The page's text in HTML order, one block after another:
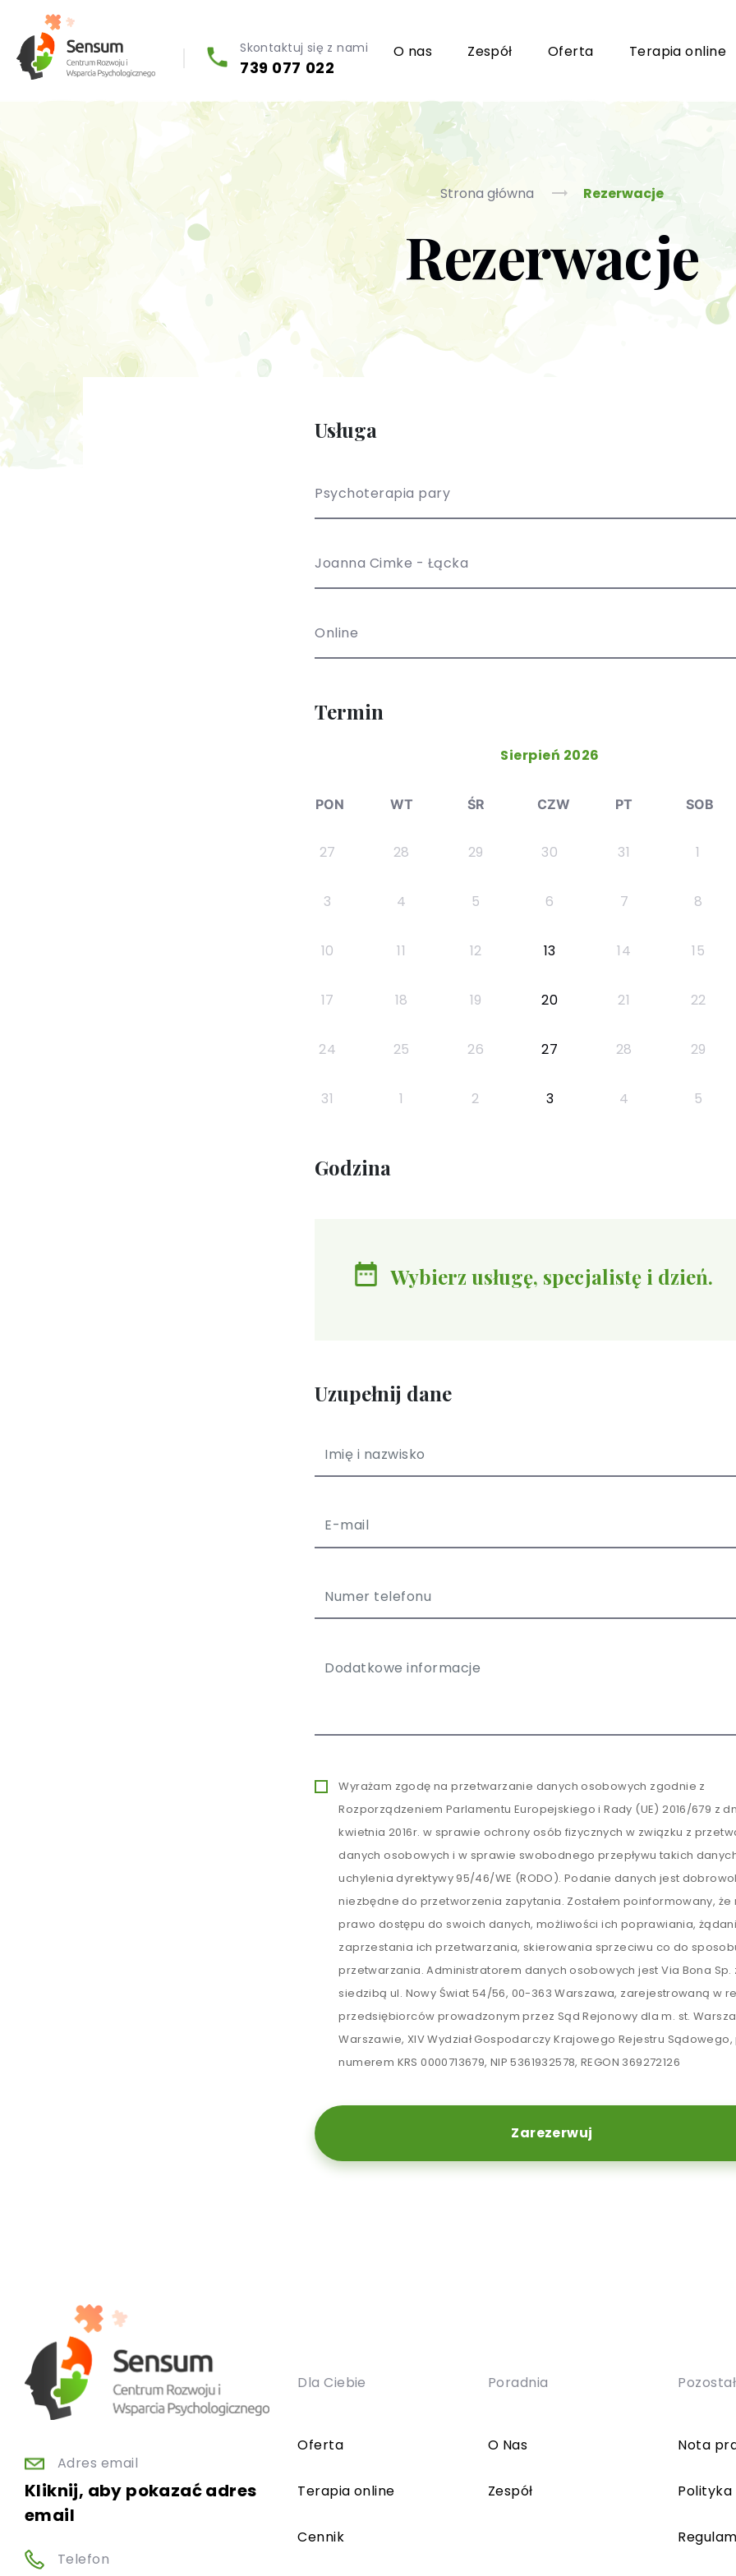
Skontaktuj się z nami
739 077 022
O nas Zespół Oferta Terapia online
Diagnoza psychologiczna (testy psychologiczne)
Konsultacja biegłego psychologa
Psychoterapia indywidualna (PL / EN)
Wsparcie dla firm
Grupy wsparcia i TUSy dla osób dorosłych
Poradnictwo seksuologiczne
Psychoterapia par i małżeństwa
Terapia uzależnień (PL / EN)
Strona główna Rezerwacje
Rezerwacje
Usługa
Psychoterapia pary
Joanna Cimke - Łącka
Online
Termin
Sierpień 2026
PON WT ŚR CZW PT SOB
27 28 29 30 31 1
3 4 5 6 7 8
10 11 12 13 14 15
17 18 19 20 21 22
24 25 26 27 28 29
31 1 2 3 4 5
Godzina
Wybierz usługę, specjalistę i dzień.
Uzupełnij dane
Wyrażam zgodę na przetwarzanie danych osobowych zgodnie z
Rozporządzeniem Parlamentu Europejskiego i Rady (UE) 2016/679 z
kwietnia 2016r. w sprawie ochrony osób fizycznych w związku z
danych osobowych i w sprawie swobodnego przepływu takich
uchylenia dyrektywy 95/46/WE (RODO). Podanie danych jest
niezbędne do przetworzenia zapytania. Zostałem poinformowany, że
prawo dostępu do swoich danych, możliwości ich poprawiania,
zaprzestania ich przetwarzania, skierowania sprzeciwu co do
przetwarzania. Administratorem danych osobowych jest Via Bona Sp.
siedzibą ul. Nowy Świat 54/56, 00-363 Warszawa, zarejestrowaną w
przedsiębiorców prowadzonym przez Sąd Rejonowy dla m. st.
Warszawie, XIV Wydział Gospodarczy Krajowego Rejestru
numerem KRS 0000713679, NIP 5361932578, REGON 369272126
Zarezerwuj
Adres email
Kliknij, aby pokazać adres
email
Telefon
Dla Ciebie
Oferta
Terapia online
Cennik
Poradnia
O Nas
Zespół
Nota